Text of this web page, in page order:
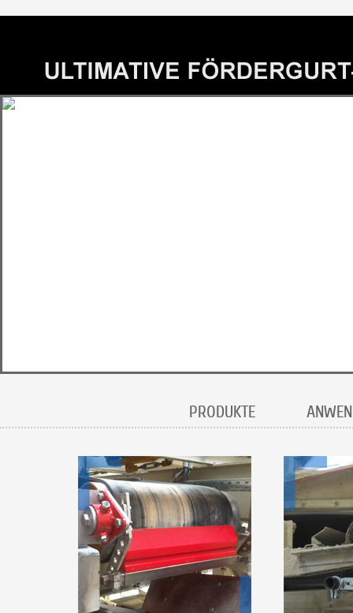
PRODUKTE